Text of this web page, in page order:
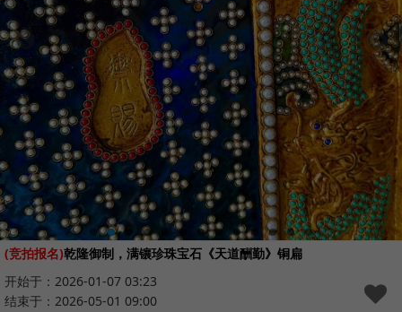
(竞拍报名)乾隆御制，满镶珍珠宝石《天道酬勤》铜扁
开始于：2026-01-07 03:23
结束于：2026-05-01 09:00